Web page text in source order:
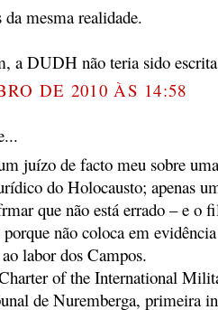
da mesma realidade.
a DUDH não teria sido
DE 2010 ÀS 14:58
juízo de facto meu sobre
do Holocausto; apenas
que não está errado – e o
não coloca em
labor dos Campos.
of the International
de Nuremberga, primeira